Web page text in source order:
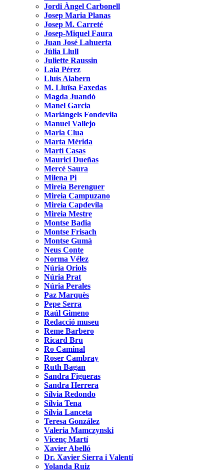
Jordi Àngel Carbonell
Josep Maria Planas
Josep M. Carreté
Josep-Miquel Faura
Juan José Lahuerta
Júlia Llull
Juliette Raussin
Laia Pérez
Lluís Alabern
M. Lluïsa Faxedas
Magda Juandó
Manel Garcia
Mariàngels Fondevila
Manuel Vallejo
Maria Clua
Marta Mérida
Martí Casas
Maurici Dueñas
Mercè Saura
Milena Pi
Mireia Berenguer
Mireia Campuzano
Mireia Capdevila
Mireia Mestre
Montse Badia
Montse Frisach
Montse Gumà
Neus Conte
Norma Vélez
Núria Oriols
Núria Prat
Núria Perales
Paz Marquès
Pepe Serra
Raúl Gimeno
Redacció museu
Reme Barbero
Ricard Bru
Ro Caminal
Roser Cambray
Ruth Bagan
Sandra Figueras
Sandra Herrera
Sílvia Redondo
Sílvia Tena
Sílvia Lanceta
Teresa González
Valeria Mamczynski
Vicenç Martí
Xavier Abelló
Dr. Xavier Sierra i Valentí
Yolanda Ruiz